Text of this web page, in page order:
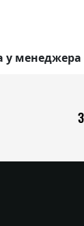
у менеджера